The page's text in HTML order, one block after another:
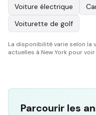
Voiture électrique
Voiturette de golf
La disponibilité varie selon la
actuelles à New York pour
Parcourir les